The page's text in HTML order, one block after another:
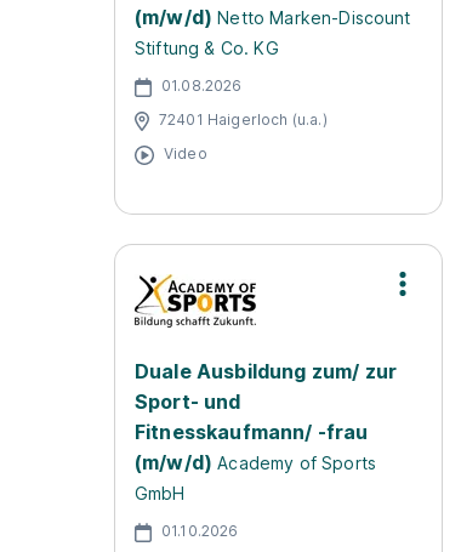
(m/w/d) Netto Marken-Discount
Stiftung & Co. KG
01.08.2026
72401 Haigerloch (u.a.)
Video
Duale Ausbildung zum/ zur
Sport- und
Fitnesskaufmann/ -frau
(m/w/d) Academy of Sports
GmbH
01.10.2026